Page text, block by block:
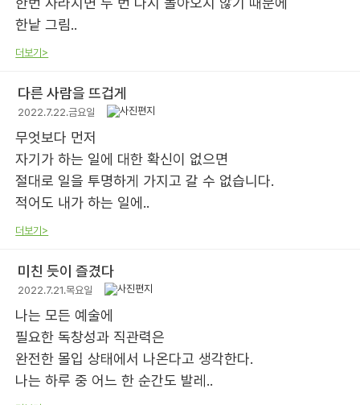
한낱 그림..
더보기>
다른 사람을 뜨겁게
2022.7.22.금요일
무엇보다 먼저
자기가 하는 일에 대한 확신이 없으면
절대로 일을 투명하게 가지고 갈 수 없습니다.
적어도 내가 하는 일에..
더보기>
미친 듯이 즐겼다
2022.7.21.목요일
나는 모든 예술에
필요한 독창성과 직관력은
완전한 몰입 상태에서 나온다고 생각한다.
나는 하루 중 어느 한 순간도 발레..